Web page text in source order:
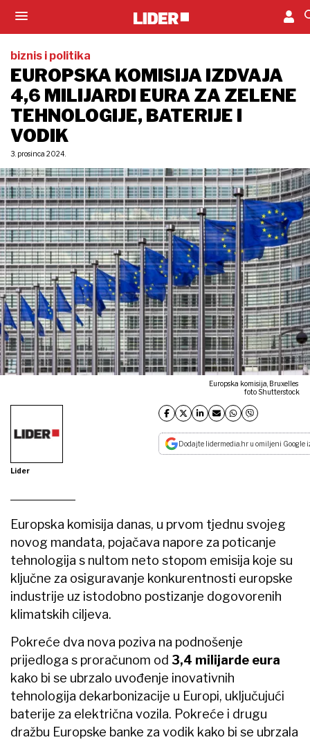
biznis i politika
EUROPSKA KOMISIJA IZDVAJA
4,6 MILIJARDI EURA ZA ZELENE
TEHNOLOGIJE, BATERIJE I
VODIK
3. prosinca 2024.
Europska komisija, Bruxelles
foto Shutterstock
Lider
Dodajte lidermedia.hr u omiljeni Google
Europska komisija danas, u prvom tjednu svojeg
novog mandata, pojačava napore za poticanje
tehnologija s nultom neto stopom emisija koje su
ključne za osiguravanje konkurentnosti europske
industrije uz istodobno postizanje dogovorenih
klimatskih ciljeva.
Pokreće dva nova poziva na podnošenje
prijedloga s proračunom od 3,4 milijarde eura
kako bi se ubrzalo uvođenje inovativnih
tehnologija dekarbonizacije u Europi, uključujući
baterije za električna vozila. Pokreće i drugu
dražbu Europske banke za vodik kako bi se ubrzala